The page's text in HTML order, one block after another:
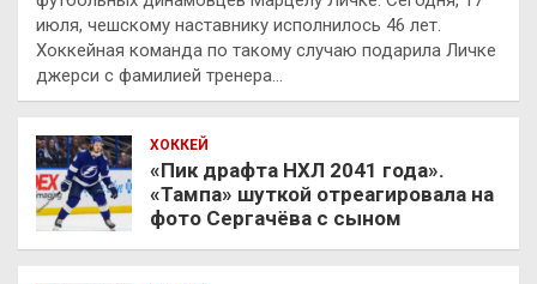
июля, чешскому наставнику исполнилось 46 лет.
Хоккейная команда по такому случаю подарила Личке
джерси с фамилией тренера…
ХОККЕЙ
«Пик драфта НХЛ 2041 года».
«Тампа» шуткой отреагировала на
фото Сергачёва с сыном